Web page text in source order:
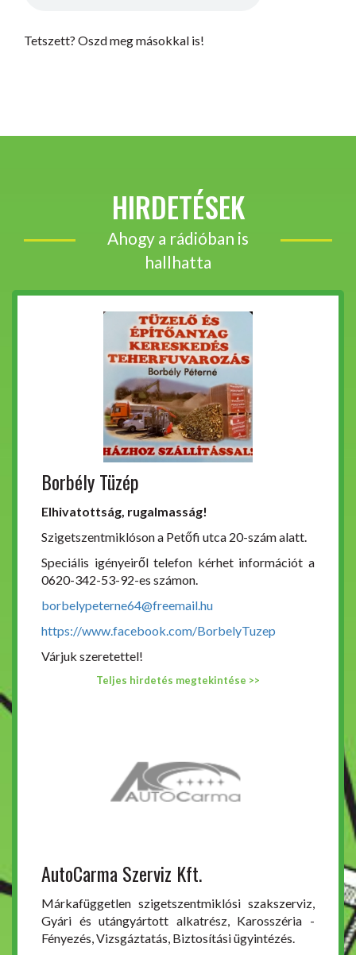
Tetszett? Oszd meg másokkal is!
HIRDETÉSEK
Ahogy a rádióban is
hallhatta
Borbély Tüzép
Elhivatottság, rugalmasság!
Szigetszentmiklóson a Petőfi utca 20-szám alatt.
Speciális igényeiről telefon kérhet információt a
0620-342-53-92-es számon.
borbelypeterne64@freemail.hu
https://www.facebook.com/BorbelyTuzep
Várjuk szeretettel!
Teljes hirdetés megtekintése >>
AutoCarma Szerviz Kft.
Márkafüggetlen szigetszentmiklósi szakszerviz,
Gyári és utángyártott alkatrész, Karosszéria -
Fényezés, Vizsgáztatás, Biztosítási ügyintézés.